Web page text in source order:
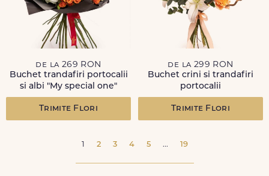
de la 269 RON
Buchet trandafiri portocalii
si albi "My special one"
Trimite Flori
de la 299 RON
Buchet crini si trandafiri
portocalii
Trimite Flori
1 2 3 4 5 ... 19